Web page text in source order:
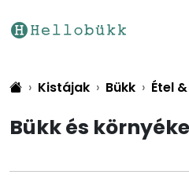
Kistájak Bükk Étel
Bükk és